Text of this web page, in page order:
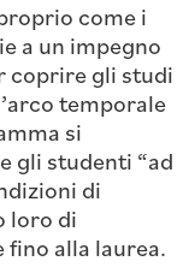
come i
a un impegno
coprire gli studi
temporale
si
gli studenti “ad
di
loro di
alla laurea.